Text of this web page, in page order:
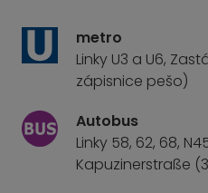
metro
Linky U3 a U6,
zápisnice pešo)
Autobus
Linky 58, 62, 68,
Kapuzinerstraße